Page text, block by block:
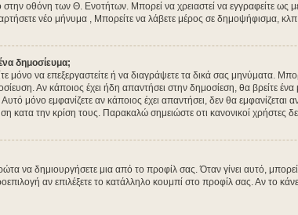
στην οθόνη των Θ. Ενοτήτων. Μπορεί να χρειαστεί να εγγραφείτε
νέο μήνυμα , Μπορείτε να λάβετε μέρος σε δημοψήφισμα, κλπ
δημοσίευμα;
μόνο να επεξεργαστείτε ή να διαγράψετε τα δικά σας μηνύματα.
Αν κάποιος έχει ήδη απαντήσει στην δημοσίεση, θα βρείτε
μόνο εμφανίζετε αν κάποιος έχει απαντήσει, δεν θα
κατα την κρίση τους. Παρακαλώ σημειώστε οτι κανονικοί
να δημιουργήσετε μια από το προφίλ σας. Όταν γίνει αυτό,
αν επιλέξετε το κατάλληλο κουμπί στο προφίλ σας. Αν το